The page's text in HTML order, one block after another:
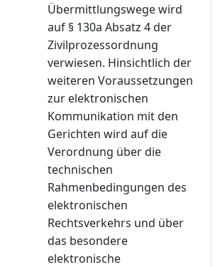
Übermittlungswege wird
auf § 130a Absatz 4 der
Zivilprozessordnung
verwiesen. Hinsichtlich der
weiteren Voraussetzungen
zur elektronischen
Kommunikation mit den
Gerichten wird auf die
Verordnung über die
technischen
Rahmenbedingungen des
elektronischen
Rechtsverkehrs und über
das besondere
elektronische